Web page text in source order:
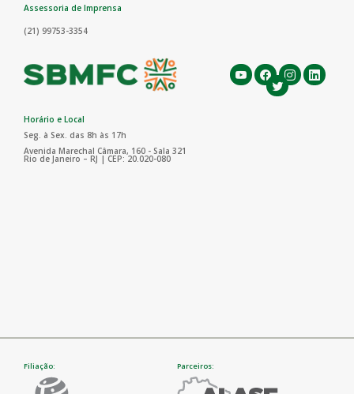
Assessoria de Imprensa
(21) 99753-3354
Horário e Local
Seg. à Sex. das 8h às 17h
Avenida Marechal Câmara, 160 - Sala 321
Rio de Janeiro – RJ | CEP: 20.020-080
Filiação: Parceiros: